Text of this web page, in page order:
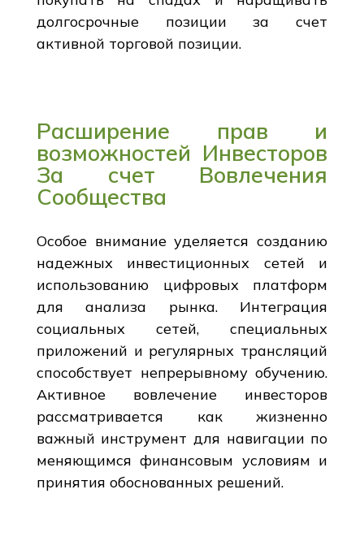
долгосрочные позиции за счет
активной торговой позиции.
Расширение прав и
возможностей Инвесторов
За счет Вовлечения
Сообщества
Особое внимание уделяется созданию
надежных инвестиционных сетей и
использованию цифровых платформ
для анализа рынка. Интеграция
социальных сетей, специальных
приложений и регулярных трансляций
способствует непрерывному обучению.
Активное вовлечение инвесторов
рассматривается как жизненно
важный инструмент для навигации по
меняющимся финансовым условиям и
принятия обоснованных решений.